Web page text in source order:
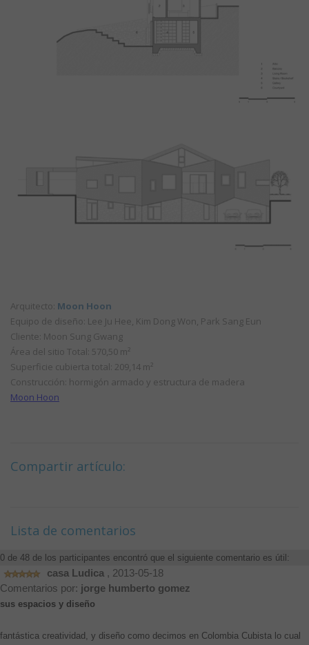
Arquitecto: Moon Hoon
Equipo de diseño: Lee Ju Hee, Kim Dong Won, Park Sang Eun
Cliente: Moon Sung Gwang
Área del sitio Total: 570,50 m²
Superficie cubierta total: 209,14 m²
Construcción: hormigón armado y estructura de madera
Moon Hoon
Compartir artículo:
Lista de comentarios
0 de 48 de los participantes encontró que el siguiente comentario es útil:
casa Ludica , 2013-05-18
Comentarios por: jorge humberto gomez
sus espacios y diseño
fantástica creatividad, y diseño como decimos en Colombia Cubista lo cual